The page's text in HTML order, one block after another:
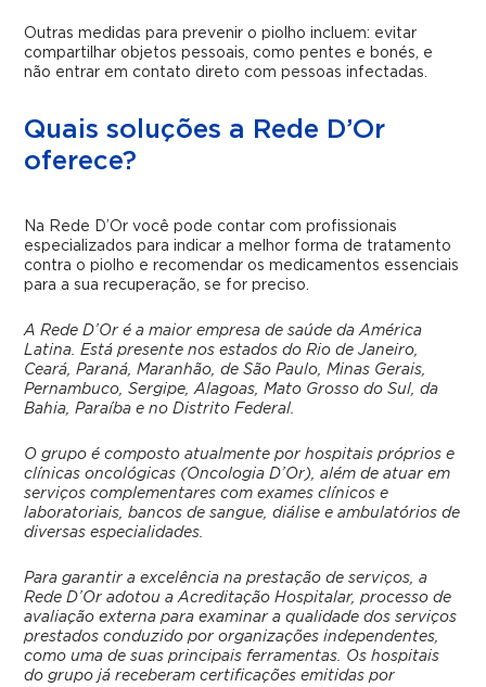
Outras medidas para prevenir o piolho incluem: evitar
compartilhar objetos pessoais, como pentes e bonés, e
não entrar em contato direto com pessoas infectadas.
Quais soluções a Rede D’Or
oferece?
Na Rede D’Or você pode contar com profissionais
especializados para indicar a melhor forma de tratamento
contra o piolho e recomendar os medicamentos essenciais
para a sua recuperação, se for preciso.
A Rede D’Or é a maior empresa de saúde da América
Latina. Está presente nos estados do Rio de Janeiro,
Ceará, Paraná, Maranhão, de São Paulo, Minas Gerais,
Pernambuco, Sergipe, Alagoas, Mato Grosso do Sul, da
Bahia, Paraíba e no Distrito Federal.
O grupo é composto atualmente por hospitais próprios e
clínicas oncológicas (Oncologia D’Or), além de atuar em
serviços complementares com exames clínicos e
laboratoriais, bancos de sangue, diálise e ambulatórios de
diversas especialidades.
Para garantir a excelência na prestação de serviços, a
Rede D’Or adotou a Acreditação Hospitalar, processo de
avaliação externa para examinar a qualidade dos serviços
prestados conduzido por organizações independentes,
como uma de suas principais ferramentas. Os hospitais
do grupo já receberam certificações emitidas por